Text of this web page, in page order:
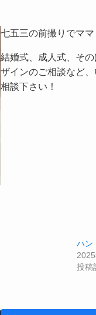
七五三の前撮りでマ
結婚式、成人式、そ
ザインのご相談など
相談下さい！
ハン
投稿